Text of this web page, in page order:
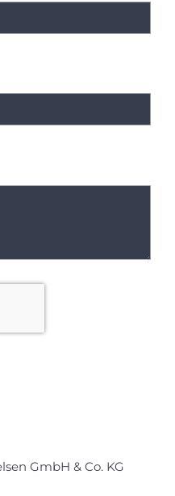
GmbH & Co. KG